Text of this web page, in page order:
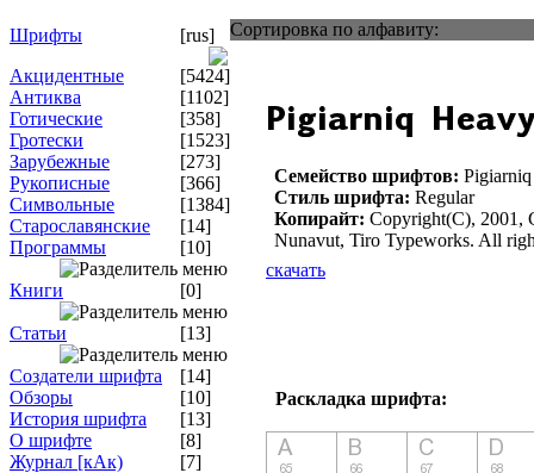
Шрифты
[rus]
Акцидентные
[5424]
Антиква
[1102]
Готические
[358]
Гротески
[1523]
Зарубежные
[273]
Рукописные
[366]
Символьные
[1384]
Старославянские
[14]
Программы
[10]
Книги [0]
Статьи [13]
Создатели шрифта
[14]
Обзоры
[10]
История шрифта
[13]
О шрифте
[8]
Журнал [кАк)
[7]
Сортировка по алфавиту:
Семейство шрифтов:
Стиль шрифта: Regular
Копирайт: Copyright(C), 2001,
Nunavut, Tiro Typeworks. All
скачать
Раскладка шрифта: